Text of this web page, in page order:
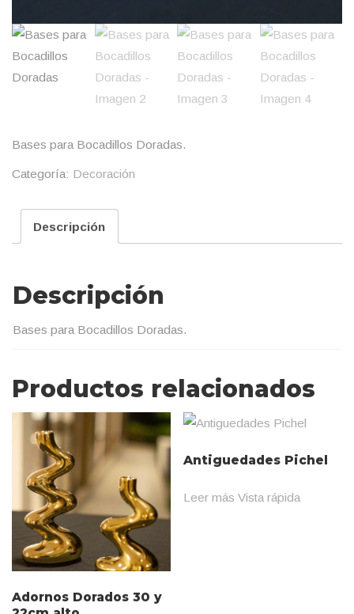
Bases para Bocadillos Doradas.
Categoría: Decoración
Descripción
Descripción
Bases para Bocadillos Doradas.
Productos relacionados
Adornos Dorados 30 y
Antiguedades Pichel
Leer más Vista rápida